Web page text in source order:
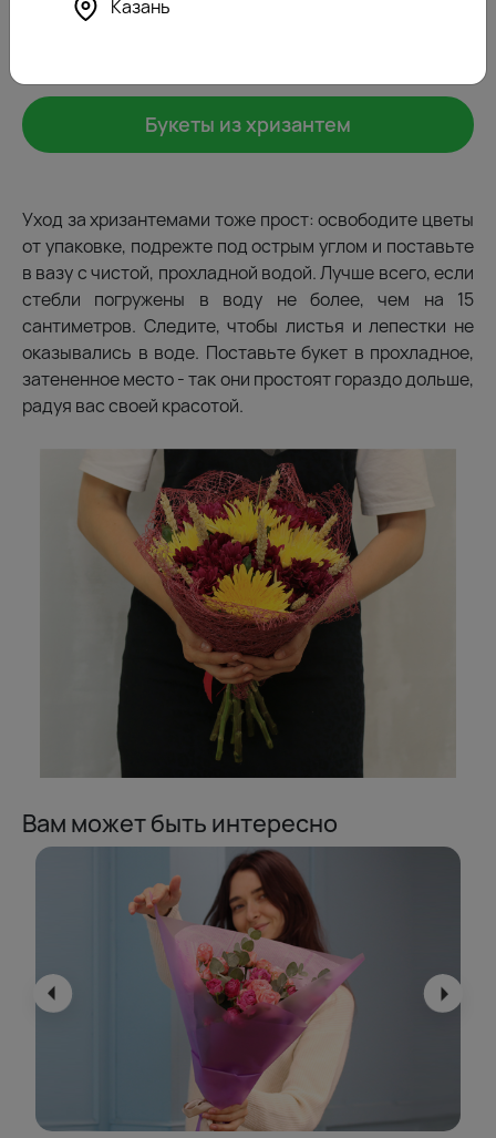
пятен. При этом хризантемы - одни из немногих
Букеты из хризантем
Уход за хризантемами тоже прост: освободите цветы
от упаковке, подрежте под острым углом и поставьте
в вазу с чистой, прохладной водой. Лучше всего, если
стебли погружены в воду не более, чем на 15
сантиметров. Следите, чтобы листья и лепестки не
оказывались в воде. Поставьте букет в прохладное,
затененное место - так они простоят гораздо дольше,
радуя вас своей красотой.
Вам может быть интересно
Казань